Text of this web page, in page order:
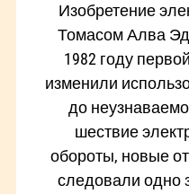
Изобретение
Томасом Алва
1982 году
изменили
до
шествие
обороты, новые
следовали одно